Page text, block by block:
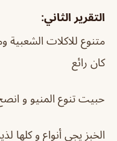
التقرير الثاني:
متنوع للاكلات الشعبية
كان رائع
حبيت تنوع المنيو و
الخبز يجي أنواع و كلها